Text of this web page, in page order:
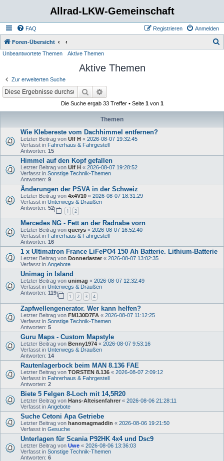
Allrad-LKW-Gemeinschaft
FAQ Anmelden
Registrieren
Foren-Übersicht
Unbeantwortete Themen Aktive Themen
Aktive Themen
Zur erweiterten Suche
Suche
Die Suche ergab 33 Treffer • Seite 1von 1
Themen
Wie Klebereste vom Dachhimmel entfernen?
Letzter Beitrag von Ulf H « 2026-08-07 19:32:45
Verfasst in Fahrerhaus & Fahrgestell
Antworten: 15
Himmel auf den Kopf gefallen
Letzter Beitrag von Ulf H « 2026-08-07 19:28:52
Verfasst in Sonstige Technik-Themen
Antworten: 9
Änderungen der PSVA in der Schweiz
Letzter Beitrag von 4x4V10 « 2026-08-07 18:31:29
Verfasst in Unterwegs & Draußen
Antworten: 52
1 2
Mercedes NG - Fett an der Radnabe vorn
Letzter Beitrag von querys « 2026-08-07 16:52:40
Verfasst in Fahrerhaus & Fahrgestell
Antworten: 16
1 x Ultimatron France LiFePO4 150 Ah Batterie. Lithium-Batterie
Letzter Beitrag von Donnerlaster « 2026-08-07 13:02:35
Verfasst in Angebote
Unimag in Island
Letzter Beitrag von unimag « 2026-08-07 12:32:49
Verfasst in Unterwegs & Draußen
Antworten: 119
1 2 3 4
Zapfwellengenerator. Wer kann helfen?
Letzter Beitrag von FM130D7FA « 2026-08-07 11:12:25
Verfasst in Sonstige Technik-Themen
Antworten: 5
Guru Maps - Custom Mapstyle
Letzter Beitrag von Benny1974 « 2026-08-07 9:53:16
Verfasst in Unterwegs & Draußen
Antworten: 14
Rautenlagerbock beim MAN 8.136 FAE
Letzter Beitrag von TORSTEN 8.136 « 2026-08-07 2:09:12
Verfasst in Fahrerhaus & Fahrgestell
Antworten: 2
Biete 5 Felgen 8-Loch mit 14,5R20
Letzter Beitrag von Hans-Alteisenfahrer « 2026-08-06 21:28:11
Verfasst in Angebote
Suche Cetoni Apa Getriebe
Letzter Beitrag von hanomagmaddin « 2026-08-06 19:21:50
Verfasst in Gesuche
Unterlagen für Scania P92HK 4x4 und Dsc9
Letzter Beitrag von Uwe « 2026-08-06 13:36:03
Verfasst in Sonstige Technik-Themen
Antworten: 6